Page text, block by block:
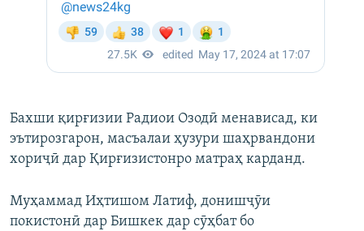
Бахши қирғизии Радиои Озодӣ менависад, ки
эътирозгарон, масъалаи ҳузури шаҳрвандони
хориҷӣ дар Қирғизистонро матраҳ карданд.
Муҳаммад Иҳтишом Латиф, донишҷӯи
покистонӣ дар Бишкек дар сӯҳбат бо